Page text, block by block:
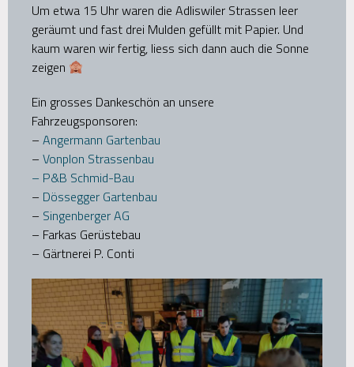
Um etwa 15 Uhr waren die Adliswiler Strassen leer
geräumt und fast drei Mulden gefüllt mit Papier. Und
kaum waren wir fertig, liess sich dann auch die Sonne
zeigen
Ein grosses Dankeschön an unsere
Fahrzeugsponsoren:
– Angermann Gartenbau
– Vonplon Strassenbau
– P&B Schmid-Bau
– Dössegger Gartenbau
– Singenberger AG
– Farkas Gerüstebau
– Gärtnerei P. Conti